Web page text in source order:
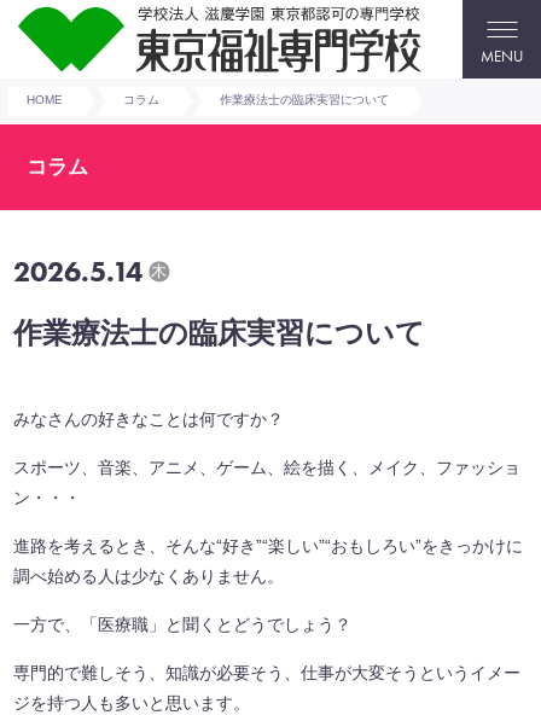
MENU
HOME コラム 作業療法士の臨床実習について
コラム
2026.5.14 木
作業療法士の臨床実習について
みなさんの好きなことは何ですか？
スポーツ、音楽、アニメ、ゲーム、絵を描く、メイク、ファッショ
ン・・・
進路を考えるとき、そんな“好き”“楽しい”“おもしろい”をきっかけに
調べ始める人は少なくありません。
一方で、「医療職」と聞くとどうでしょう？
専門的で難しそう、知識が必要そう、仕事が大変そうというイメー
ジを持つ人も多いと思います。